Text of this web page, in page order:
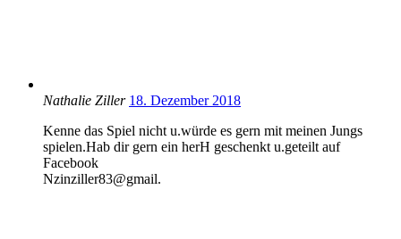
Nathalie Ziller 18. Dezember 2018
Kenne das Spiel nicht u.würde es gern mit meinen Jungs
spielen.Hab dir gern ein herH geschenkt u.geteilt auf
Facebook
Nzinziller83@gmail.